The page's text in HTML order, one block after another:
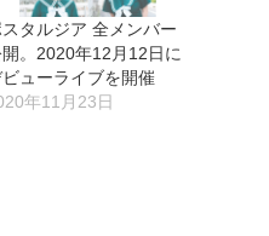
スタルジア 全メンバー
。2020年12月12日に
ューライブを開催
年11月23日